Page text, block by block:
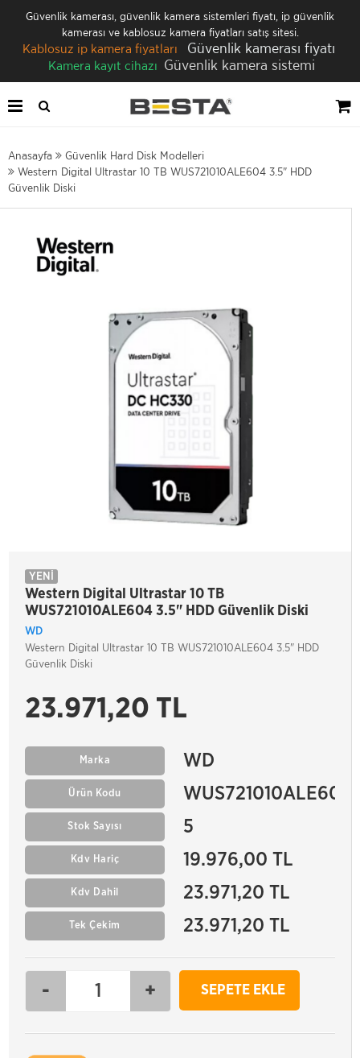
Güvenlik kamerası, güvenlik kamera sistemleri fiyatı, ip güvenlik
kamerası ve kablosuz kamera fiyatları satış sitesi.
Kablosuz ip kamera fiyatları Güvenlik kamerası fiyatı
Kamera kayıt cihazı Güvenlik kamera sistemi
Anasayfa
Güvenlik Hard Disk Modelleri
Western Digital Ultrastar 10 TB WUS721010ALE604 3.5" HDD
Güvenlik Diski
YENİ
Western Digital Ultrastar 10 TB
WUS721010ALE604 3.5" HDD Güvenlik Diski
WD
Western Digital Ultrastar 10 TB WUS721010ALE604 3.5" HDD
Güvenlik Diski
23.971,20 TL
Marka WD
Ürün Kodu WUS721010ALE604
Stok Sayısı 5
Kdv Hariç 19.976,00 TL
Kdv Dahil 23.971,20 TL
Tek Çekim 23.971,20 TL
- + SEPETE EKLE